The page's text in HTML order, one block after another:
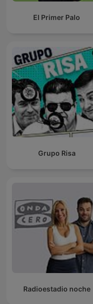
El Primer Palo
Grupo Risa
Radioestadio noche